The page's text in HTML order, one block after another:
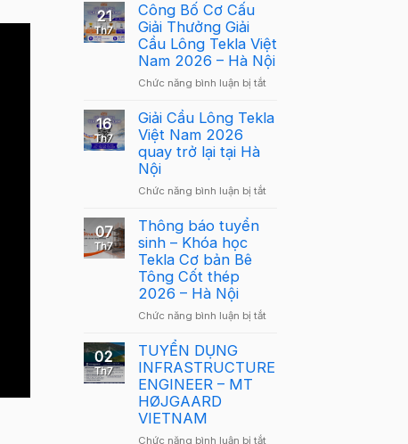
Carbon
–
Hướng
dẫn
dụng
21
Th7
Công Bố Cơ Cấu
Giải Thưởng Giải
Cầu Lông Tekla Việt
Nam 2026 – Hà Nội
Chức năng bình luận bị tắtở
Bố
Giải
Hà
16
Th7
Giải Cầu Lông Tekla
Việt Nam 2026
quay trở lại tại Hà
Nội
Chức năng bình luận bị tắtở
quay
tại
07
Th7
Thông báo tuyển
sinh – Khóa học
Tekla Cơ bản Bê
Tông Cốt thép
2026 – Hà Nội
Chức năng bình luận bị tắtở
tuyển
02
Th7
TUYỂN DỤNG
INFRASTRUCTURE
ENGINEER – MT
HØJGAARD
VIETNAM
Chức năng bình luận bị tắtở